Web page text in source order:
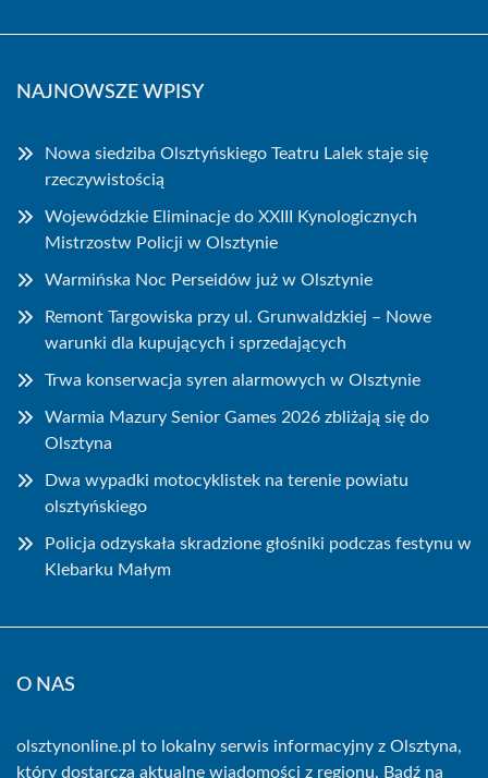
NAJNOWSZE WPISY
Nowa siedziba Olsztyńskiego Teatru Lalek staje się
rzeczywistością
Wojewódzkie Eliminacje do XXIII Kynologicznych
Mistrzostw Policji w Olsztynie
Warmińska Noc Perseidów już w Olsztynie
Remont Targowiska przy ul. Grunwaldzkiej – Nowe
warunki dla kupujących i sprzedających
Trwa konserwacja syren alarmowych w Olsztynie
Warmia Mazury Senior Games 2026 zbliżają się do
Olsztyna
Dwa wypadki motocyklistek na terenie powiatu
olsztyńskiego
Policja odzyskała skradzione głośniki podczas festynu w
Klebarku Małym
O NAS
olsztynonline.pl to lokalny serwis informacyjny z Olsztyna,
który dostarcza aktualne wiadomości z regionu. Bądź na